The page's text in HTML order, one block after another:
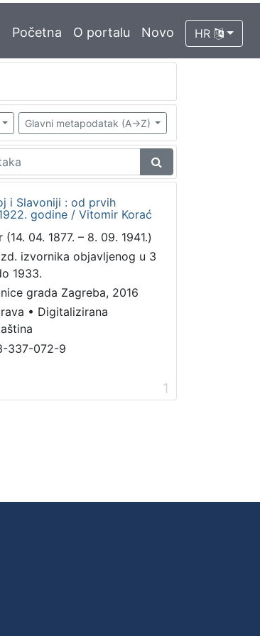
Početna O portalu Novo HR
Glavni metapodatak (A->Z)
i Slavoniji : od prvih
godine / Vitomir Korać
04. 1877. – 8. 09. 1941.)
izvornika objavljenog u 3
1933.
grada Zagreba, 2016
• Digitalizirana
337-072-9
1